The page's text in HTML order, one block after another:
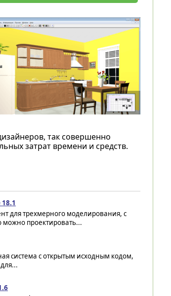
так совершенно
затрат времени и средств.
для трехмерного моделирования, с
проектировать...
система с открытым исходным кодом,